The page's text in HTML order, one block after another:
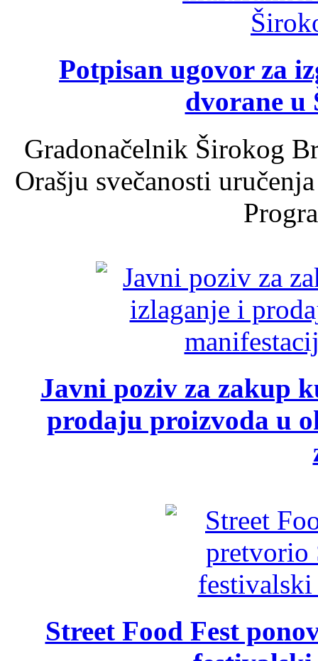
Potpisan ugovor za
dvorane u
Gradonačelnik Širokog
Orašju svečanosti
Javni poziv za zakup
prodaju proizvoda u
Street Food Fest